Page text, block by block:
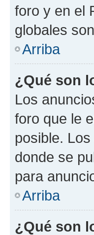
foro y en el
globales
Arriba
¿Qué son
Los
foro que le
posible.
donde se
para
Arriba
¿Qué son